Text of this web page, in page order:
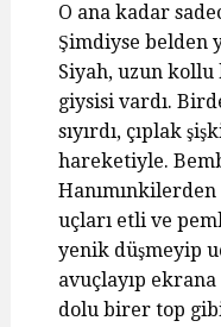
O ana kadar
Şimdiyse belden
Siyah, uzun
giysisi vardı.
sıyırdı, çıplak
hareketiyle.
uçları etli ve
yenik düşmeyip
avuçlayıp
dolu birer top